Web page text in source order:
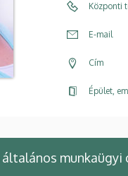
Központi
E-mail
Cím
Épület,
általános